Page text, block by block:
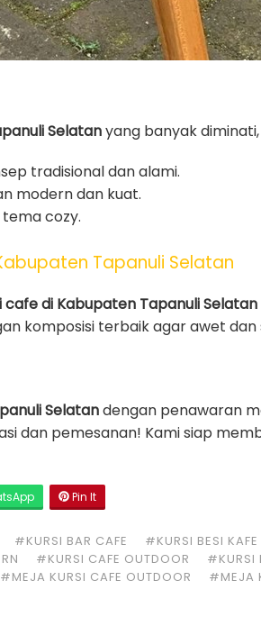
Selatanyang banyak
tradisional dan alami.
modern dan kuat.
cozy.
Tapanuli Selatan
cafe di Kabupaten Tapanuli Selatan
komposisi terbaik agar awet dan
Selatandengan penawaran
dan pemesanan! Kami siap
Pin It
#KURSI BAR CAFE #KURSI BESI KAFE
#KURSI CAFE OUTDOOR #KURSI
#MEJA KURSI CAFE OUTDOOR #MEJA